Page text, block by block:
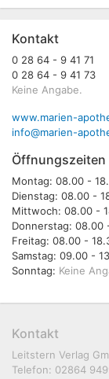
Kontakt
0 28 64 - 9 41 71
0 28 64 - 9 41 73
Keine Angabe.
www.marien-
info@marien-
Öffnungszeiten
Montag: 08.00 -
Dienstag: 08.00 -
Mittwoch: 08.00 -
Donnerstag: 08.00
Freitag: 08.00 -
Samstag: 09.00 -
Sonntag: Keine
Kontakt
Leitstern Verlag
Telefon: 02864